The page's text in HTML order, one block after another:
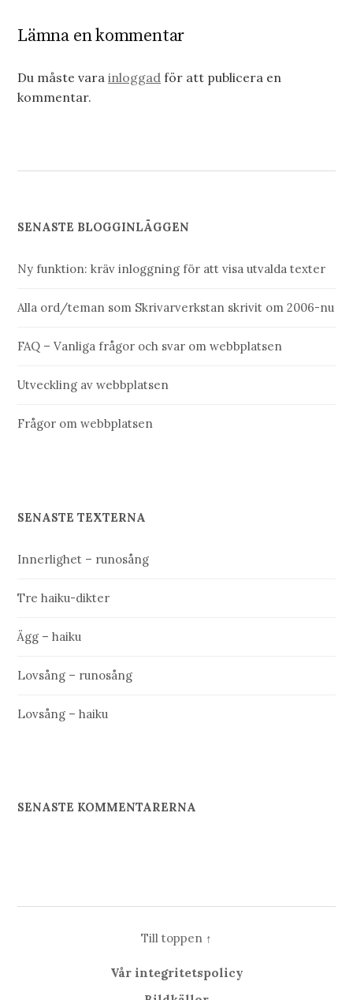
Lämna en kommentar
Du måste varainloggad för att publicera en
kommentar.
SENASTE BLOGGINLÄGGEN
Ny funktion: kräv inloggning för att visa utvalda texter
Alla ord/teman som Skrivarverkstan skrivit om 2006-nu
FAQ – Vanliga frågor och svar om webbplatsen
Utveckling av webbplatsen
Frågor om webbplatsen
SENASTE TEXTERNA
Innerlighet – runosång
Tre haiku-dikter
Ägg – haiku
Lovsång – runosång
Lovsång – haiku
SENASTE KOMMENTARERNA
Till toppen ↑
Vår integritetspolicy